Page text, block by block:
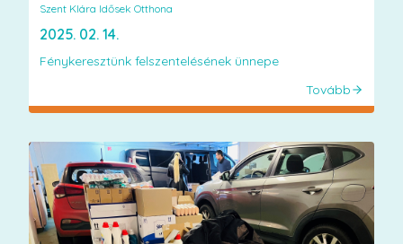
Szent Klára Idősek Otthona
2025. 02. 14.
Fénykeresztünk felszentelésének ünnepe
Tovább